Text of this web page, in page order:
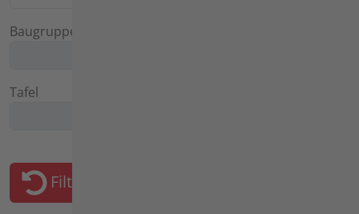
Baugruppe
Tafel
Filter zurücksetzen